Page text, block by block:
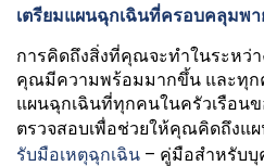
เตรียมแผนฉุกเฉินที่ครอบคลุมพ
การคิดถึงสิ่งที่คุณจะทำในระหว่
คุณมีความพร้อมมากขึ้น และทุก
แผนฉุกเฉินที่ทุกคนในครัวเรือน
ตรวจสอบเพื่อช่วยให้คุณคิดถึงแ
รับมือเหตุฉุกเฉิน – คู่มือสำหรับบุ